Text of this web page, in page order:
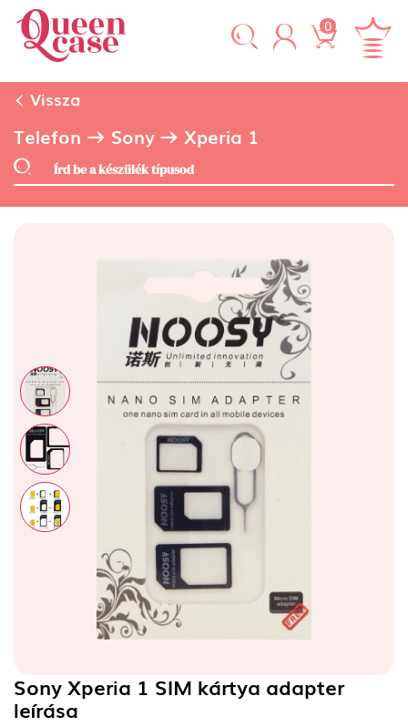
0
Vissza
Telefon Sony Xperia 1
Sony Xperia 1 SIM kártya adapter
leírása